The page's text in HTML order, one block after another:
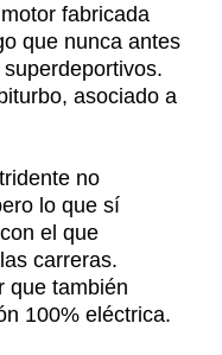
fabricada
que nunca antes
asociado a
no
lo que sí
el que
carreras.
que también
100% eléctrica.